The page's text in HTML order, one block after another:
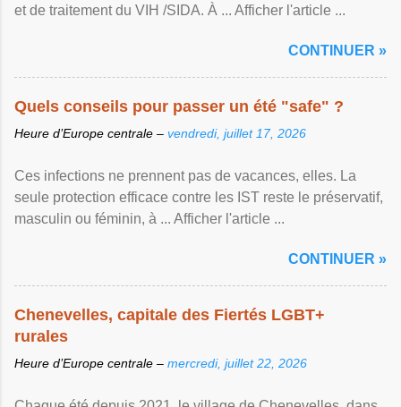
et de traitement du VIH /SIDA. À ... Afficher l'article ...
CONTINUER »
Quels conseils pour passer un été "safe" ?
Heure d’Europe centrale – vendredi, juillet 17, 2026
Ces infections ne prennent pas de vacances, elles. La
seule protection efficace contre les IST reste le préservatif,
masculin ou féminin, à ... Afficher l'article ...
CONTINUER »
Chenevelles, capitale des Fiertés LGBT+
rurales
Heure d’Europe centrale – mercredi, juillet 22, 2026